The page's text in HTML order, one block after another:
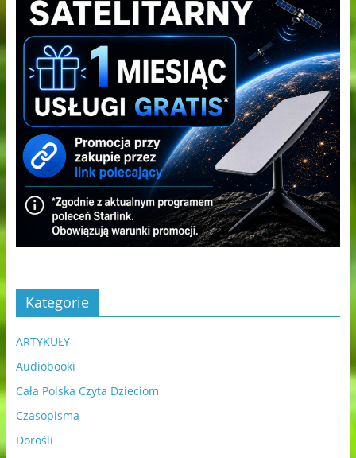
Kategorie
ARTYKUŁY
Audiobooki
Cała Polska Czyta Dzieciom
Czasopisma
Dorośli